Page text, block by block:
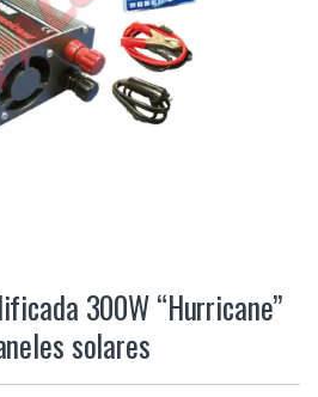
300W “Hurricane”
solares